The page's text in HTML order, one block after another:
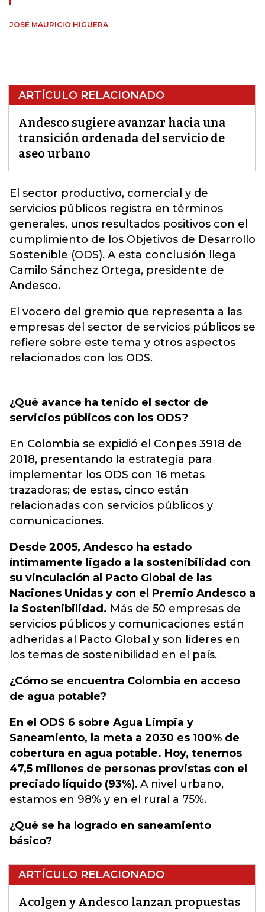
JOSÉ MAURICIO HIGUERA
ARTÍCULO RELACIONADO
Andesco sugiere avanzar hacia una
transición ordenada del servicio de
aseo urbano
El sector productivo, comercial y de
servicios públicos registra en términos
generales, unos resultados positivos con el
cumplimiento de los Objetivos de Desarrollo
Sostenible (ODS). A esta conclusión llega
Camilo Sánchez Ortega, presidente de
Andesco.
El vocero del gremio que representa a las
empresas del sector de servicios públicos se
refiere sobre este tema y otros aspectos
relacionados con los ODS.
¿Qué avance ha tenido el sector de
servicios públicos con los ODS?
En Colombia se expidió el Conpes 3918 de
2018, presentando la estrategia para
implementar los ODS con 16 metas
trazadoras; de estas, cinco están
relacionadas con servicios públicos y
comunicaciones.
Desde 2005, Andesco ha estado
íntimamente ligado a la sostenibilidad con
su vinculación al Pacto Global de las
Naciones Unidas y con el Premio Andesco a
la Sostenibilidad. Más de 50 empresas de
servicios públicos y comunicaciones están
adheridas al Pacto Global y son líderes en
los temas de sostenibilidad en el país.
¿Cómo se encuentra Colombia en acceso
de agua potable?
En el ODS 6 sobre Agua Limpia y
Saneamiento, la meta a 2030 es 100% de
cobertura en agua potable. Hoy, tenemos
47,5 millones de personas provistas con el
preciado líquido (93%). A nivel urbano,
estamos en 98% y en el rural a 75%.
¿Qué se ha logrado en saneamiento
básico?
ARTÍCULO RELACIONADO
Acolgen y Andesco lanzan propuestas